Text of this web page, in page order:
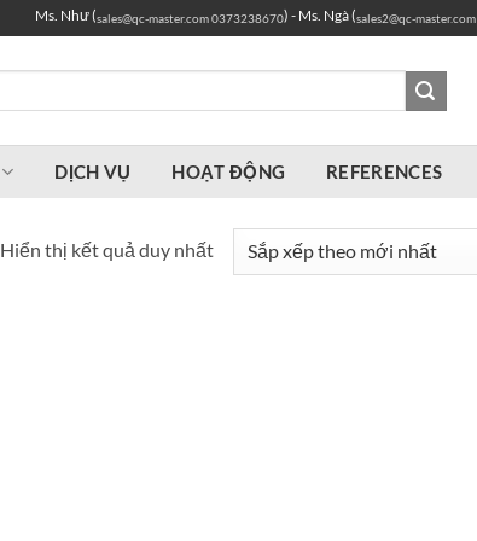
Ms. Như (sales@qc-master.com0373238670) - Ms. Ngà (sales2@qc-master.com
DỊCH VỤ HOẠT ĐỘNG REFERENCES
Hiển thị kết quả duy nhất